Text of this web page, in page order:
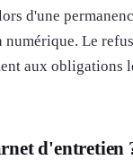
d'une
Le
aux obligations
d'entretien